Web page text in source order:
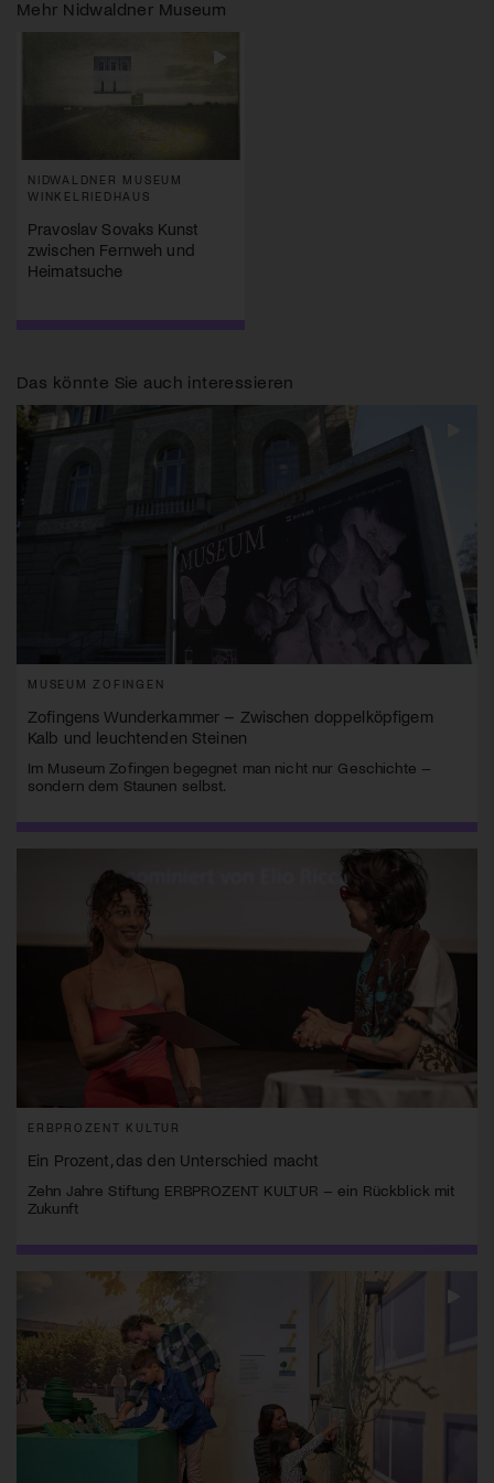
Mehr Nidwaldner Museum
NIDWALDNER MUSEUM
WINKELRIEDHAUS
Pravoslav Sovaks Kunst
zwischen Fernweh und
Heimatsuche
Das könnte Sie auch interessieren
MUSEUM ZOFINGEN
Zofingens Wunderkammer – Zwischen doppelköpfigem
Kalb und leuchtenden Steinen
Im Museum Zofingen begegnet man nicht nur Geschichte –
sondern dem Staunen selbst.
ERBPROZENT KULTUR
Ein Prozent, das den Unterschied macht
Zehn Jahre Stiftung ERBPROZENT KULTUR – ein Rückblick mit
Zukunft